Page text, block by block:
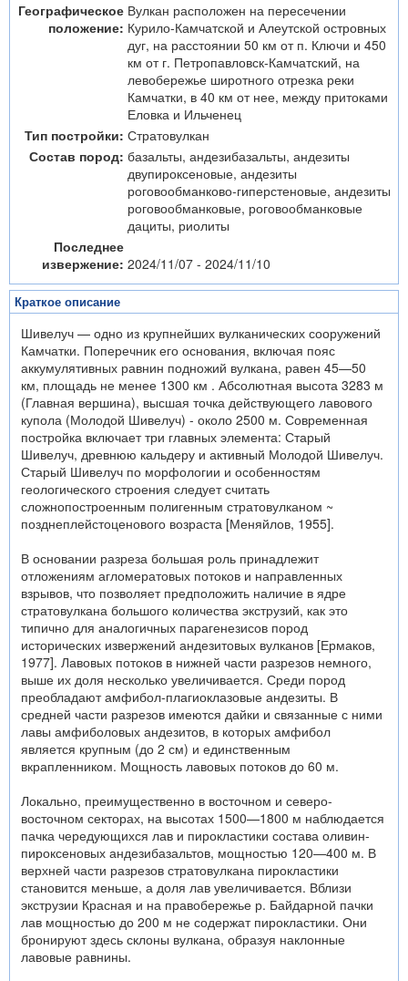
Географическое
положение:
Вулкан расположен на пересечении
Курило-Камчатской и Алеутской островных
дуг, на расстоянии 50 км от п. Ключи и 450
км от г. Петропавловск-Камчатский, на
левобережье широтного отрезка реки
Камчатки, в 40 км от нее, между притоками
Еловка и Ильченец
Тип постройки: Стратовулкан
Состав пород: базальты, андезибазальты, андезиты
двупироксеновые, андезиты
роговообманково-гиперстеновые, андезиты
роговообманковые, роговообманковые
дациты, риолиты
Последнее
извержение: 2024/11/07 - 2024/11/10
Краткое описание
Шивелуч — одно из крупнейших вулканических сооружений
Камчатки. Поперечник его основания, включая пояс
аккумулятивных равнин подножий вулкана, равен 45—50
км, площадь не менее 1300 км . Абсолютная высота 3283 м
(Главная вершина), высшая точка действующего лавового
купола (Молодой Шивелуч) - около 2500 м. Современная
постройка включает три главных элемента: Старый
Шивелуч, древнюю кальдеру и активный Молодой Шивелуч.
Старый Шивелуч по морфологии и особенностям
геологического строения следует считать
сложнопостроенным полигенным стратовулканом ~
позднеплейстоценового возраста [Меняйлов, 1955].
В основании разреза большая роль принадлежит
отложениям агломератовых потоков и направленных
взрывов, что позволяет предположить наличие в ядре
стратовулкана большого количества экструзий, как это
типично для аналогичных парагенезисов пород
исторических извержений андезитовых вулканов [Ермаков,
1977]. Лавовых потоков в нижней части разрезов немного,
выше их доля несколько увеличивается. Среди пород
преобладают амфибол-плагиоклазовые андезиты. В
средней части разрезов имеются дайки и связанные с ними
лавы амфиболовых андезитов, в которых амфибол
является крупным (до 2 см) и единственным
вкрапленником. Мощность лавовых потоков до 60 м.
Локально, преимущественно в восточном и северо-
восточном секторах, на высотах 1500—1800 м наблюдается
пачка чередующихся лав и пирокластики состава оливин-
пироксеновых андезибазальтов, мощностью 120—400 м. В
верхней части разрезов стратовулкана пирокластики
становится меньше, а доля лав увеличивается. Вблизи
экструзии Красная и на правобережье р. Байдарной пачки
лав мощностью до 200 м не содержат пирокластики. Они
бронируют здесь склоны вулкана, образуя наклонные
лавовые равнины.